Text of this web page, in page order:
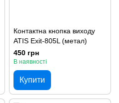
Контактна кнопка виходу
ATIS Exit-805L (метал)
450 грн
В наявності
Купити